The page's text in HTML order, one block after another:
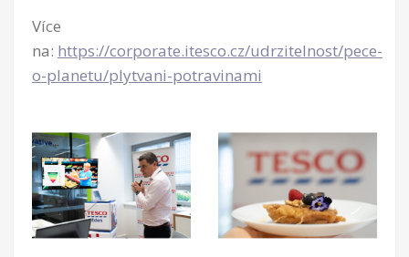
Více
na: https://corporate.itesco.cz/udrzitelnost/pece-
o-planetu/plytvani-potravinami